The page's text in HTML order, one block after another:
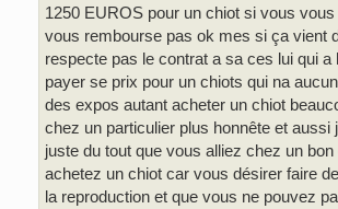
1250 EUROS pour un chiot si vous
vous rembourse pas ok mes si ça vient
respecte pas le contrat a sa ces lui qui a
payer se prix pour un chiots qui na
des expos autant acheter un chiot
chez un particulier plus honnête et aussi
juste du tout que vous alliez chez un
achetez un chiot car vous désirer faire
la reproduction et que vous ne pouvez